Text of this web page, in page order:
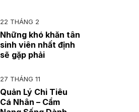
22 THÁNG 2
Những khó khăn tân
sinh viên nhất định
sẽ gặp phải
27 THÁNG 11
Quản Lý Chi Tiêu
Cá Nhân – Cẩm